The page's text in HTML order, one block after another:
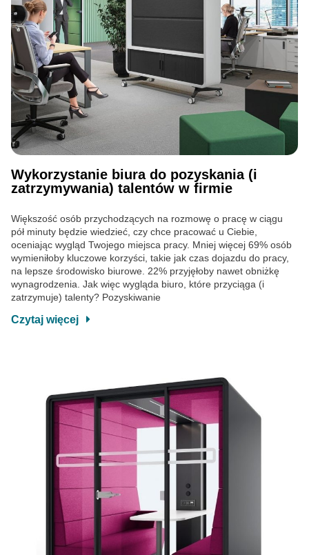
Wykorzystanie biura do pozyskania (i
zatrzymywania) talentów w firmie
Większość osób przychodzących na rozmowę o pracę w ciągu
pół minuty będzie wiedzieć, czy chce pracować u Ciebie,
oceniając wygląd Twojego miejsca pracy. Mniej więcej 69% osób
wymieniłoby kluczowe korzyści, takie jak czas dojazdu do pracy,
na lepsze środowisko biurowe. 22% przyjęłoby nawet obniżkę
wynagrodzenia. Jak więc wygląda biuro, które przyciąga (i
zatrzymuje) talenty? Pozyskiwanie
Czytaj więcej